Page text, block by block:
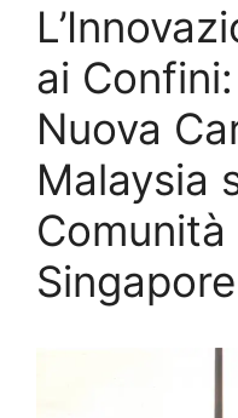
ai
Nuova
Malaysia
Singapore